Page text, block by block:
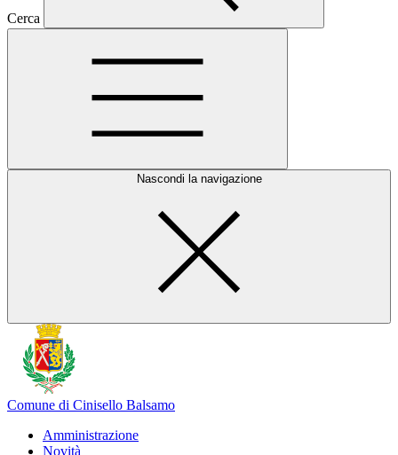
Cerca
Nascondi la navigazione
Comune di Cinisello Balsamo
Amministrazione
Novità